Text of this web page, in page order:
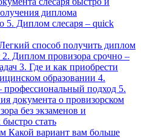
диплома
5. Диплом слесаря – quick
способ получить диплом
Диплом провизора срочно –
3. Где и как приобрести
образовании 4.
подход 5.
документа о провизорском
без экзаменов и
стать
Какой вариант вам больше